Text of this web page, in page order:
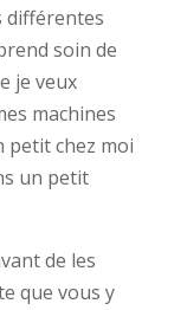
différentes
soin de
je veux
machines
petit chez moi
un petit
de les
que vous y